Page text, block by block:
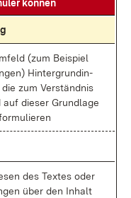
kön­nen
(zum Bei­spiel
Hin­ter­grund­in­
zum Ver­ständ­nis
die­ser Grund­la­ge
des Tex­tes oder
über den In­halt